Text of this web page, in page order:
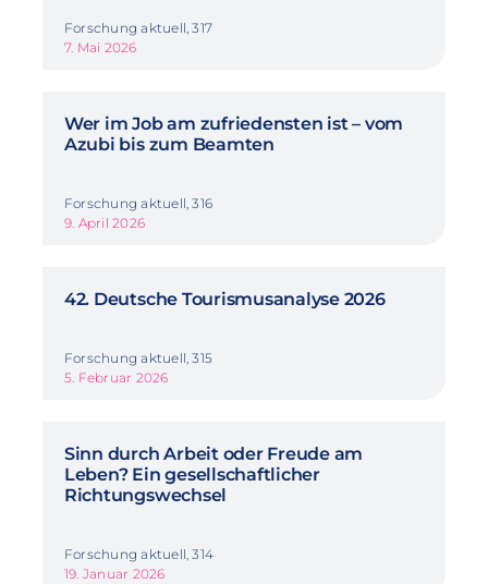
Forschung aktuell, 317
7. Mai 2026
Wer im Job am zufriedensten ist – vom
Azubi bis zum Beamten
Forschung aktuell, 316
9. April 2026
42. Deutsche Tourismusanalyse 2026
Forschung aktuell, 315
5. Februar 2026
Sinn durch Arbeit oder Freude am
Leben? Ein gesellschaftlicher
Richtungswechsel
Forschung aktuell, 314
19. Januar 2026